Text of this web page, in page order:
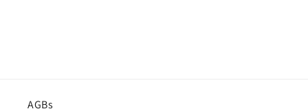
AGBs